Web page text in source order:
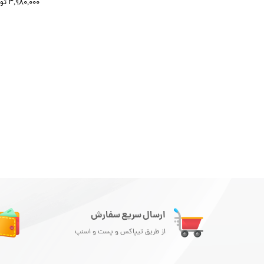
۳,۹۸۰,۰۰۰ تومان
ارسال سریع سفارش
از طریق تیپاکس و پست و اسنپ